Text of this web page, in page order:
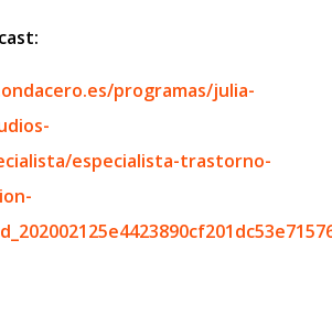
programas/julia-
especialista-trastorno-